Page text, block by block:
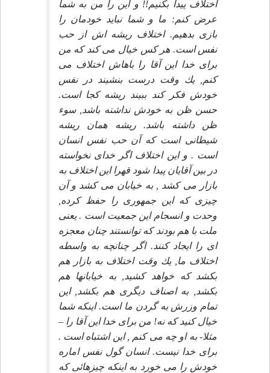
اختلاف پيدا بكنيم!! و اين را من به شما
عرض كنم: ما و شما نبايد خودمان را
بازى بدهيم. اختلاف ريشه اش از حب
نفس است. هر كس خيال مى كند كه من
براى خدا اين آقا را باهاش اختلاف مى
كنم, يك وقت درست بنشيند در نفس
خودش فكر كند ببيند ريشه كجا است.
حسن ظن به خودش نداشته باشد, سوء
ظن داشته باشد. ريشه همان ريشه
شيطانى است كه آن حب نفس انسان
است . و اين اختلاف اگر خداى نخواسته
در بين آقايان پيدا شود قهرا اين اختلاف به
بازار مى كشد , به خيابان مى كشد و آن
چيزى كه اين جمهورى را حفظ كرده,
وحدت و انسجام اين جمعيت است . يعنى
ملت با هم بودند كه توانستند چنان معجزه
اى را ايجاد كنند. اگر چنانچه به واسطه
اختلاف ما, يك وقت اختلاف به بازار هم
بكشد كه خواهد كشيد, به خيابانها هم
بكشد, به اصناف ديگرى هم بكشد, اين
تمام وزرش به گردن ما است. اينكه شما
خيال كنيد كه نه! من براى خدا اين آقا را –
مثلا- به او چه مى كنم , اين اشتباه است .
براى خدا نيست. انسان گول نفس اماره
خودش را مى خورد به اينكه چيزهائى كه